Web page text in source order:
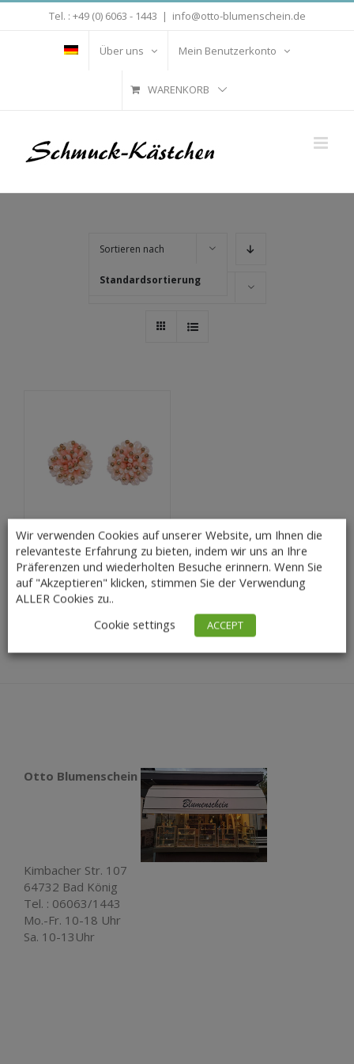
Zum
Tel. : +49 (0) 6063 - 1443 | info@otto-blumenschein.de
Über uns Mein Benutzerkonto
WARENKORB
Sortieren nach
Standardsortierung
Zeige16 Produkte
Rosa Korallen Ohrclip
mit Süßwas...
28,00€ Lieferzeit: 3 – 5
Tage
Otto Blumenschein
Kimbacher Str. 107
64732 Bad König
Tel. : 06063/1443
Mo.-Fr. 10-18 Uhr
Sa. 10-13Uhr
Wir verwenden Cookies auf unserer Website, um Ihnen die
relevanteste Erfahrung zu bieten, indem wir uns an Ihre
Präferenzen und wiederholten Besuche erinnern. Wenn Sie
auf "Akzeptieren" klicken, stimmen Sie der Verwendung
ALLER Cookies zu..
Cookie settings
ACCEPT